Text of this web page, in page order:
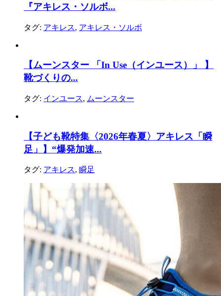
『アキレス・ソルボ...
タグ: アキレス, アキレス・ソルボ
【ムーンスター 「In Use（インユース）」 】
靴づくりの...
タグ: インユース, ムーンスター
【子ども靴特集〈2026年春夏〉アキレス「瞬
足」】“爆発加速...
タグ: アキレス, 瞬足